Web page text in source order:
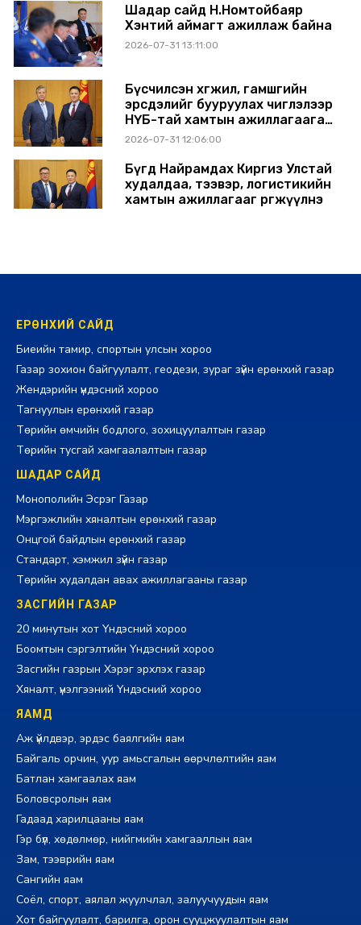
Шадар сайд Н.Номтойбаяр
Хэнтий аймагт ажиллаж байна
2026-07-31 13:11:00
Бүсчилсэн хөгжил, гамшгийн
эрсдэлийг бууруулах чиглэлээр
НҮБ-тай хамтын ажиллагаагаа
өргөжүүлэхээр санал солилцлоо
2026-07-31 12:06:00
Бүгд Найрамдах Киргиз Улстай
худалдаа, тээвэр, логистикийн
хамтын ажиллагааг өргөжүүлнэ
ЕРӨНХИЙ САЙД
Биеийн тамир, спортын улсын хороо
Газар зохион байгуулалт, геодези, зураг зүйн ерөнхий газар
Жендэрийн үндэсний хороо
Тагнуулын ерөнхий газар
Төрийн өмчийн бодлого, зохицуулалтын газар
Төрийн тусгай хамгаалалтын газар
ШАДАР САЙД
Монополийн Эсрэг Газар
Мэргэжлийн хяналтын ерөнхий газар
Онцгой байдлын ерөнхий газар
Стандарт, хэмжил зүйн газар
Төрийн худалдан авах ажиллагааны газар
ЗАСГИЙН ГАЗАР
20 минутын хот Үндэсний хороо
Боомтын сэргэлтийн Үндэсний хороо
Засгийн газрын Хэрэг эрхлэх газар
Хяналт, үнэлгээний Үндэсний хороо
ЯАМД
Аж үйлдвэр, эрдэс баялгийн яам
Байгаль орчин, уур амьсгалын өөрчлөлтийн яам
Батлан хамгаалах яам
Боловсролын яам
Гадаад харилцааны яам
Гэр бүл, хөдөлмөр, нийгмийн хамгааллын яам
Зам, тээврийн яам
Сангийн яам
Соёл, спорт, аялал жуулчлал, залуучуудын яам
Хот байгуулалт, барилга, орон сууцжуулалтын яам